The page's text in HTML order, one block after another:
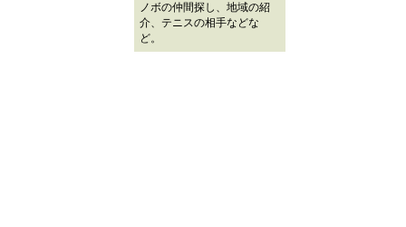
ノボの仲間探し、地域の紹
介、テニスの相手などな
ど。